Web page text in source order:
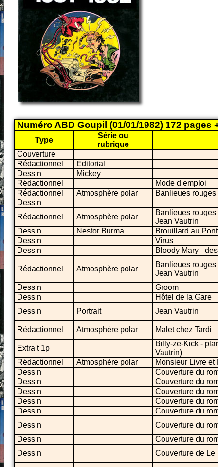
Numéro ABD Goupil (01/01/1982) 172
Type
Série ou
rubrique
Couverture
Rédactionnel
Editorial
Dessin
Mickey
Rédactionnel
Mode d’emploi
Rédactionnel
Atmosphère polar
Banlieues rouges
Dessin
Rédactionnel
Atmosphère polar
Banlieues
Jean Vautrin
Dessin
Nestor Burma
Brouillard au
Dessin
Virus
Dessin
Bloody Mary -
Rédactionnel Atmosphère polar
Banlieues
Jean Vautrin
Dessin
Groom
Dessin
Hôtel de la Gare
Dessin
Portrait Jean Vautrin
Rédactionnel Atmosphère polar Malet chez Tardi
Extrait 1p
Billy-ze-Kick -
Vautrin)
Rédactionnel
Atmosphère polar
Monsieur Livre et
Dessin
Couverture du
Dessin
Couverture du
Dessin
Couverture du
Dessin
Couverture du
Dessin
Couverture du
Dessin
Couverture du
Dessin
Couverture du
Dessin
Couverture de Le